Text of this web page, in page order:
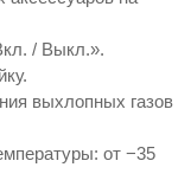
/ Выкл.».
выхлопных газов
от −35